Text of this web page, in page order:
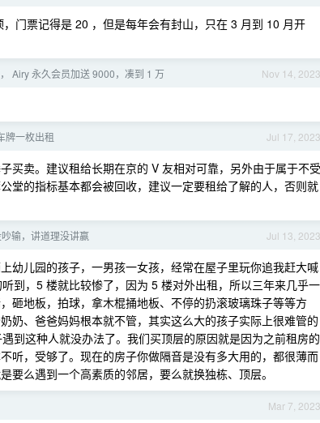
门票记得是 20 ，但是每年会有封山，只在 3 月到 10 月开
Nov 14, 2023
Airy 永久会员加送 9000，凑到 1 万
Jul 17, 2023
牌一枚出租
买卖。建议租给长期在京的 V 友相对可靠，另外由于属于不受
堂的指标基本都会被回收，建议一定要租给了解的人，否则就
Jul 13, 2023
输，讲道理没讲赢
幼儿园的孩子，一男孩一女孩，经常在屋子里玩你追我赶大喊
到，5 楼就比较惨了，因为 5 楼对外出租，所以三年来几乎一
砸地板，拍球，拿木棍捅地板、不停的扔滚玻璃珠子等等方
奶、爸爸妈妈根本就不管，其实这么大的孩子实际上很难管的
到这种人就没办法了。我们买顶层的原因就是因为之前租房的
听，受够了。现在的房子你做隔音是没有多大用的，都很薄而
要么遇到一个高素质的邻居，要么就换独栋、顶层。
Mar 7, 2023